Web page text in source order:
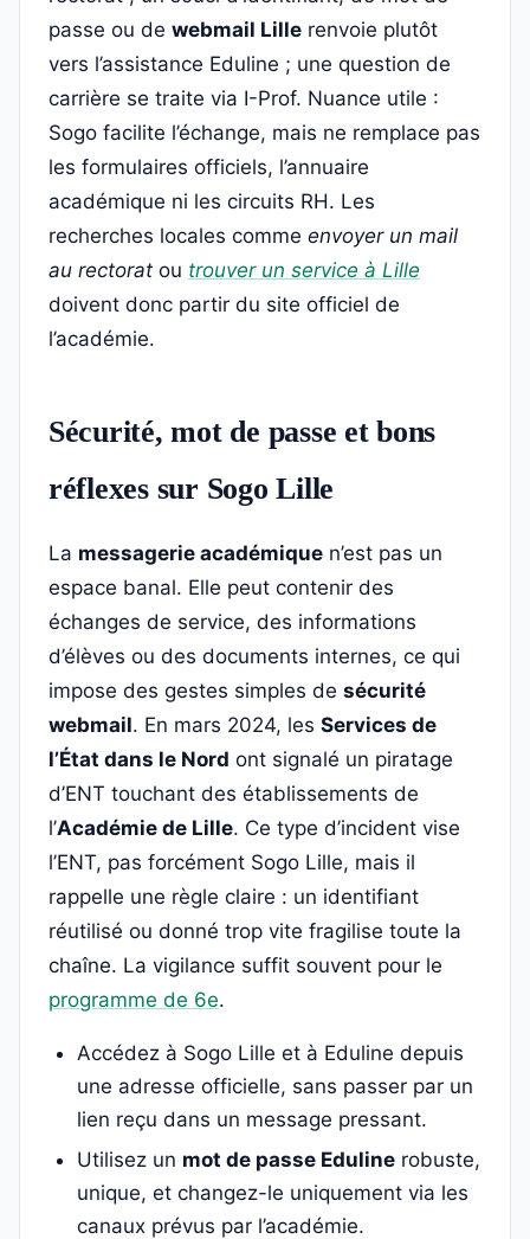
passe ou de webmail Lille renvoie plutôt
vers l’assistance Eduline ; une question de
carrière se traite via I-Prof. Nuance utile :
Sogo facilite l’échange, mais ne remplace pas
les formulaires officiels, l’annuaire
académique ni les circuits RH. Les
recherches locales comme envoyer un mail
au rectorat ou trouver un service à Lille
doivent donc partir du site officiel de
l’académie.
Sécurité, mot de passe et bons
réflexes sur Sogo Lille
La messagerie académique n’est pas un
espace banal. Elle peut contenir des
échanges de service, des informations
d’élèves ou des documents internes, ce qui
impose des gestes simples de sécurité
webmail. En mars 2024, les Services de
l’État dans le Nord ont signalé un piratage
d’ENT touchant des établissements de
l’Académie de Lille. Ce type d’incident vise
l’ENT, pas forcément Sogo Lille, mais il
rappelle une règle claire : un identifiant
réutilisé ou donné trop vite fragilise toute la
chaîne. La vigilance suffit souvent pour le
programme de 6e.
Accédez à Sogo Lille et à Eduline depuis
une adresse officielle, sans passer par un
lien reçu dans un message pressant.
Utilisez un mot de passe Eduline robuste,
unique, et changez-le uniquement via les
canaux prévus par l’académie.